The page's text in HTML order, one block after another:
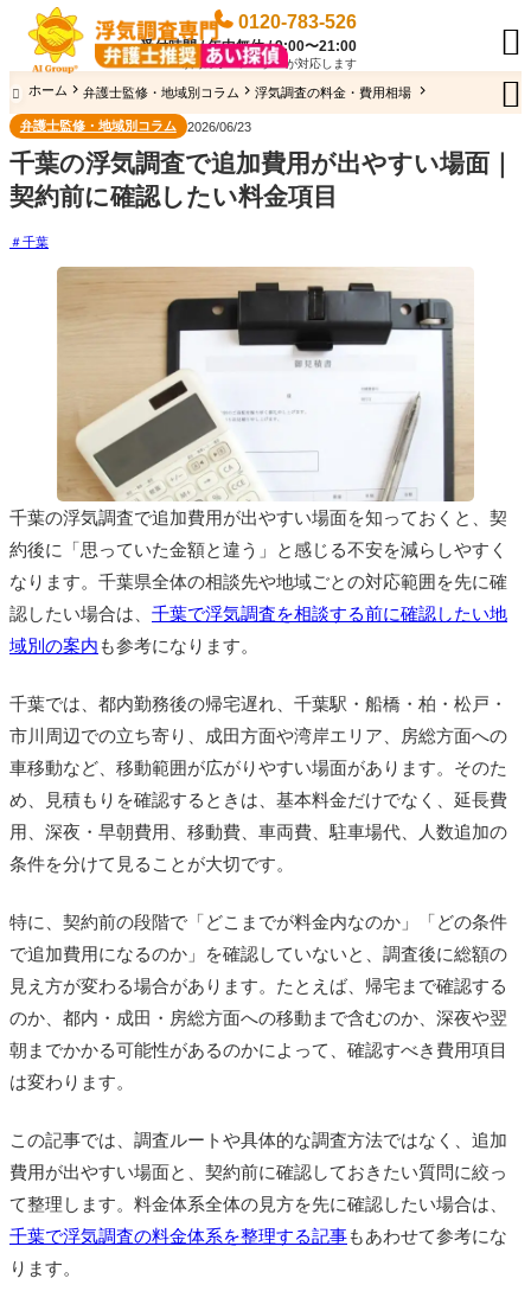
0120-783-526
受付時間 / 年中無休 / 9:00〜21:00
専門のオペレーターが対応します


 ホーム 弁護士監修・地域別コラム 浮気調査の料金・費用相場
弁護士監修・地域別コラム 2026/06/23
千葉の浮気調査で追加費用が出やすい場面｜
契約前に確認したい料金項目
千葉
千葉の浮気調査で追加費用が出やすい場面を知っておくと、契
約後に「思っていた金額と違う」と感じる不安を減らしやすく
なります。千葉県全体の相談先や地域ごとの対応範囲を先に確
認したい場合は、 千葉で浮気調査を相談する前に確認したい地
域別の案内 も参考になります。
千葉では、都内勤務後の帰宅遅れ、千葉駅・船橋・柏・松戸・
市川周辺での立ち寄り、成田方面や湾岸エリア、房総方面への
車移動など、移動範囲が広がりやすい場面があります。そのた
め、見積もりを確認するときは、基本料金だけでなく、延長費
用、深夜・早朝費用、移動費、車両費、駐車場代、人数追加の
条件を分けて見ることが大切です。
特に、契約前の段階で「どこまでが料金内なのか」「どの条件
で追加費用になるのか」を確認していないと、調査後に総額の
見え方が変わる場合があります。たとえば、帰宅まで確認する
のか、都内・成田・房総方面への移動まで含むのか、深夜や翌
朝までかかる可能性があるのかによって、確認すべき費用項目
は変わります。
この記事では、調査ルートや具体的な調査方法ではなく、追加
費用が出やすい場面と、契約前に確認しておきたい質問に絞っ
て整理します。料金体系全体の見方を先に確認したい場合は、
千葉で浮気調査の料金体系を整理する記事もあわせて参考にな
ります。